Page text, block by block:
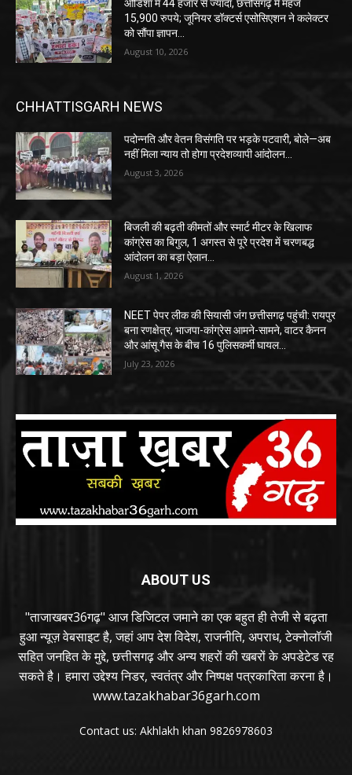
ओडिशा में 44 हजार से ज्यादा, छत्तीसगढ़ में महज
15,900 रुपये; जूनियर डॉक्टर्स एसोसिएशन ने कलेक्टर
को सौंपा ज्ञापन…
August 10, 2026
CHHATTISGARH NEWS
पदोन्नति और वेतन विसंगति पर भड़के पटवारी, बोले—अब
नहीं मिला न्याय तो होगा प्रदेशव्यापी आंदोलन…
August 3, 2026
बिजली की बढ़ती कीमतों और स्मार्ट मीटर के खिलाफ
कांग्रेस का बिगुल, 1 अगस्त से पूरे प्रदेश में चरणबद्ध
आंदोलन का बड़ा ऐलान…
August 1, 2026
NEET पेपर लीक की सियासी जंग छत्तीसगढ़ पहुंची: रायपुर
बना रणक्षेत्र, भाजपा-कांग्रेस आमने-सामने, वाटर कैनन
और आंसू गैस के बीच 16 पुलिसकर्मी घायल…
July 23, 2026
ABOUT US
"ताजाखबर36गढ़" आज डिजिटल जमाने का एक बहुत ही तेजी से बढ़ता
हुआ न्यूज़ वेबसाइट है, जहां आप देश विदेश, राजनीति, अपराध, टेक्नोलॉजी
सहित जनहित के मुद्दे, छत्तीसगढ़ और अन्य शहरों की खबरों के अपडेटेड रह
सकते है। हमारा उद्देश्य निडर, स्वतंत्र और निष्पक्ष पत्रकारिता करना है।
www.tazakhabar36garh.com
Contact us: Akhlakh khan 9826978603